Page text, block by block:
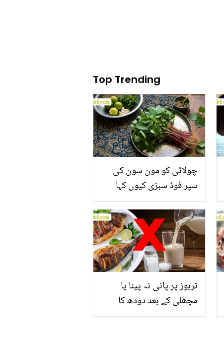
Top Trending
چولائی کو مون سون کی
سپر فوڈ سبزی کیوں کہا
منرلز اور اینٹی آکسیڈنٹس
سے بھرپور اس سبزی کے
فائدے
تربوز پر پانی نہ پینا یا
مچھلی کے بعد دودھ کا